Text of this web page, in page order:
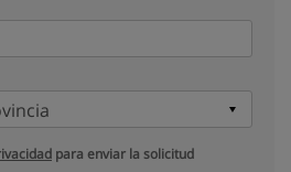
para enviar la solicitud